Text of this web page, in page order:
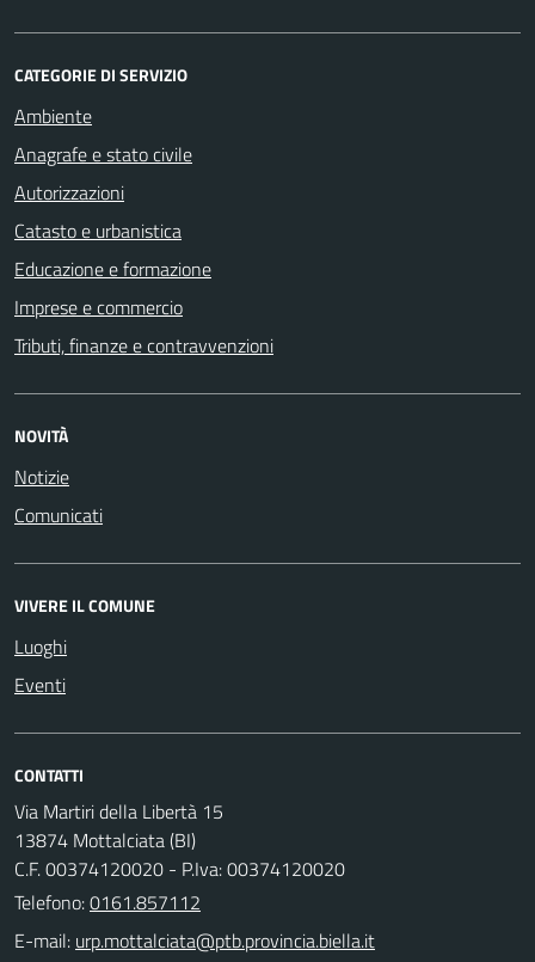
CATEGORIE DI SERVIZIO
Ambiente
Anagrafe e stato civile
Autorizzazioni
Catasto e urbanistica
Educazione e formazione
Imprese e commercio
Tributi, finanze e contravvenzioni
NOVITÀ
Notizie
Comunicati
VIVERE IL COMUNE
Luoghi
Eventi
CONTATTI
Via Martiri della Libertà 15
13874 Mottalciata (BI)
C.F. 00374120020 - P.Iva: 00374120020
Telefono:0161.857112
E-mail: